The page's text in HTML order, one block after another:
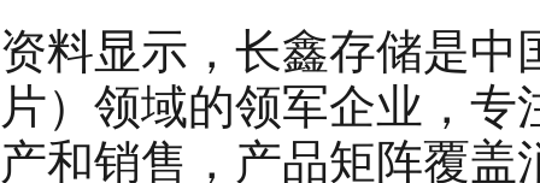
资料显示，长鑫存储是
片）领域的领军企业，
产和销售，产品矩阵覆